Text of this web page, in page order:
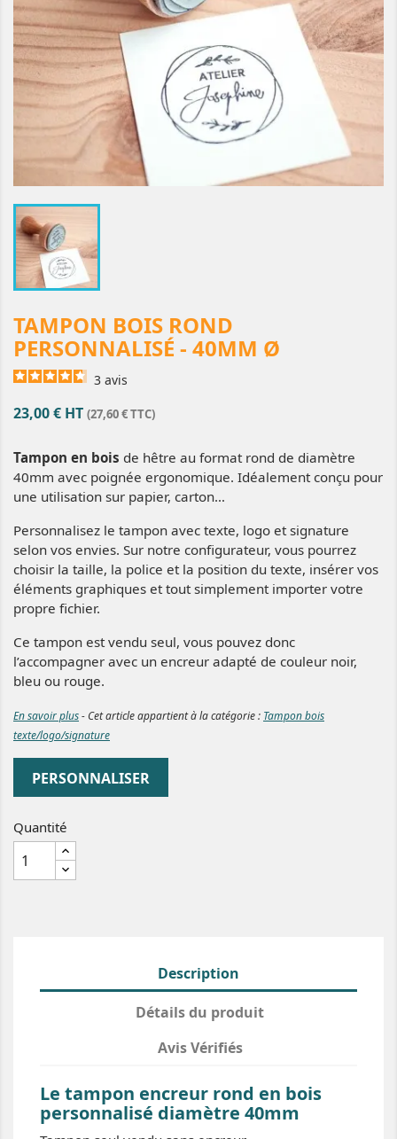
TAMPON BOIS ROND
PERSONNALISÉ - 40MM Ø
3 avis
23,00 € HT (27,60 € TTC)
Tampon en bois de hêtre au format rond de diamètre
40mm avec poignée ergonomique. Idéalement conçu pour
une utilisation sur papier, carton…
Personnalisez le tampon avec texte, logo et signature
selon vos envies. Sur notre configurateur, vous pourrez
choisir la taille, la police et la position du texte, insérer vos
éléments graphiques et tout simplement importer votre
propre fichier.
Ce tampon est vendu seul, vous pouvez donc
l’accompagner avec un encreur adapté de couleur noir,
bleu ou rouge.
En savoir plus- Cet article appartient à la catégorie : Tampon bois
texte/logo/signature
PERSONNALISER
Quantité
Description
Détails du produit
Avis Vérifiés
Le tampon encreur rond en bois
personnalisé diamètre 40mm